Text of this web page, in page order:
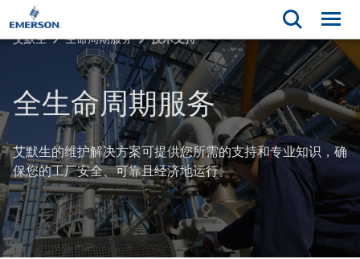
艾默生 生命周期服务 技术支持
全生命周期服务
艾默生的维护解决方案可提供您所需的支持和专业知识，确
保您的工厂安全、可靠且经济地运行。